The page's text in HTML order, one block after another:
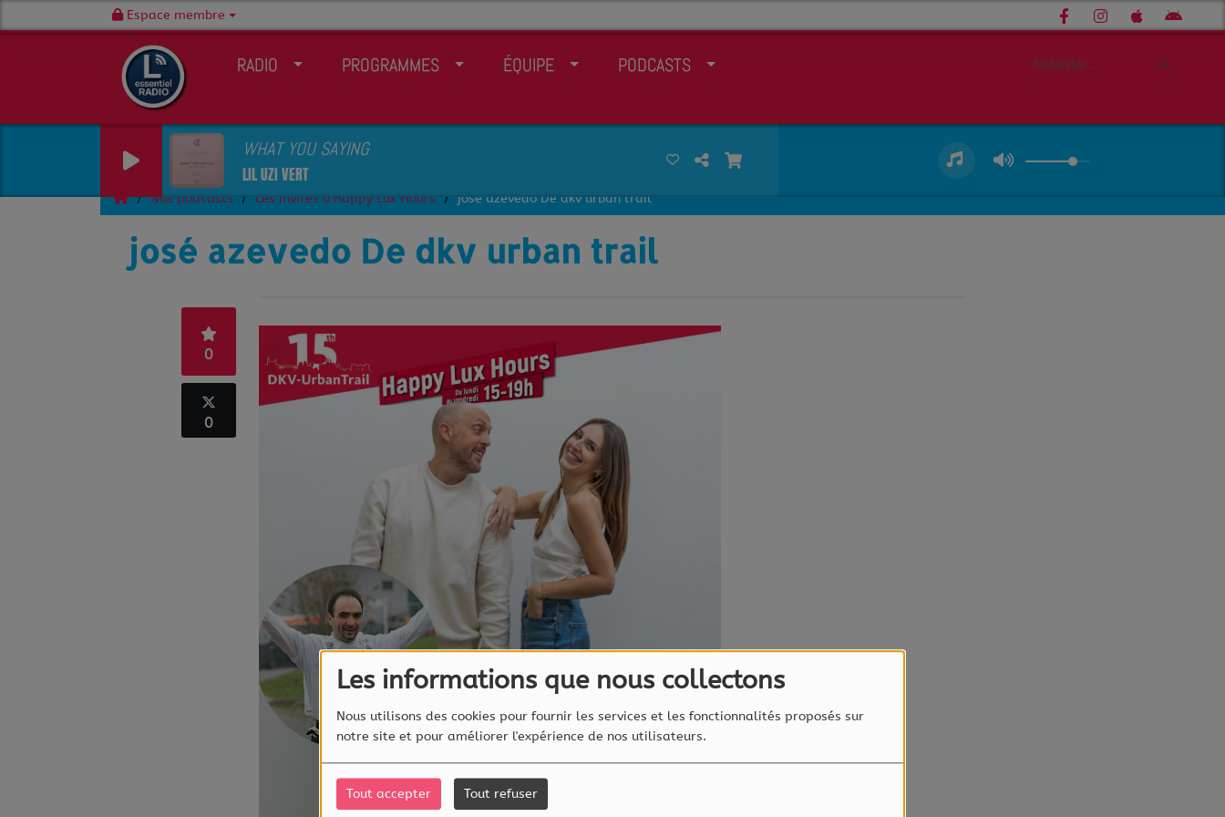
Les informations que nous collectons
Nous utilisons des cookies pour fournir les services et les fonctionnalités proposés sur
notre site et pour améliorer l'expérience de nos utilisateurs.
Tout accepter Tout refuser
Espace membre
RADIO PROGRAMMES ÉQUIPE PODCASTS
WHAT YOU SAYING
LIL UZI VERT
Nos podcasts Les invités d'Happy Lux Hours josé azevedo De dkv urban trail
josé azevedo De dkv urban trail
0
0